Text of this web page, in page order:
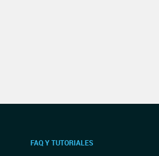
FAQ Y TUTORIALES